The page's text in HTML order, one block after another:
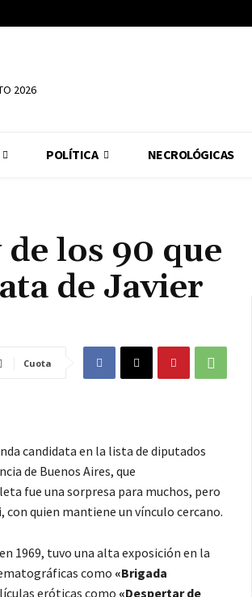
2026
POLÍTICA NECROLÓGICAS
los 90 que
de Javier
Cuota
candidata en la lista de diputados
de Buenos Aires, que
fue una sorpresa para muchos, pero
quien mantiene un vínculo cercano.
1969, tuvo una alta exposición en la
como «Brigada
eróticas como «Despertar de